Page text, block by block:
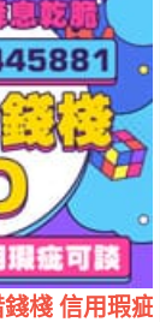
件好談實拿
錢棧 信用瑕